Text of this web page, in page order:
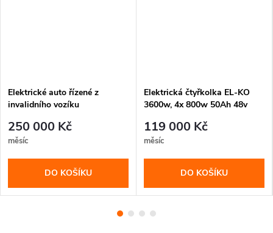
Elektrické auto řízené z
invalidního vozíku
250 000 Kč
měsíc
DO KOŠÍKU
Elektrická čtyřkolka EL-KO
3600w, 4x 800w 50Ah 48v
119 000 Kč
měsíc
DO KOŠÍKU